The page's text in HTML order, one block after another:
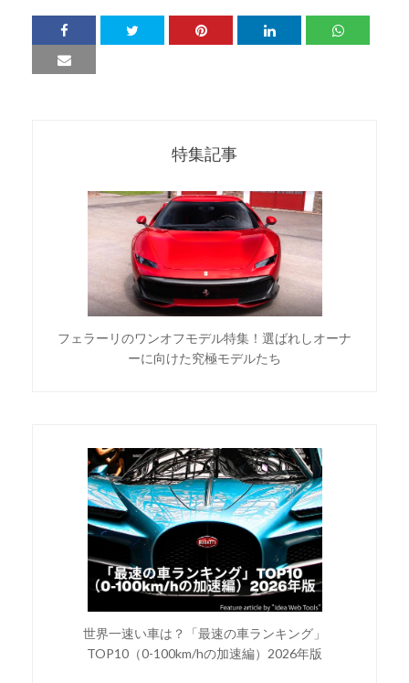
特集記事
フェラーリのワンオフモデル特集！選ばれしオーナ
ーに向けた究極モデルたち
世界一速い車は？「最速の車ランキング」
TOP10（0-100km/hの加速編）2026年版